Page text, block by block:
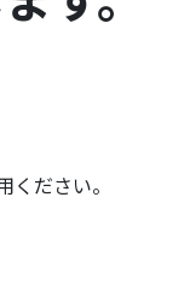
ださい。